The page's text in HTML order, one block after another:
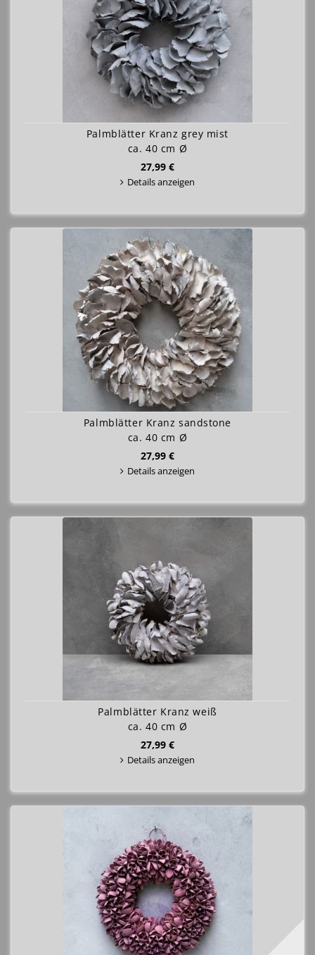
Palmblätter Kranz grey mist
ca. 40 cm Ø
27,99 €
Details anzeigen
Palmblätter Kranz sandstone
ca. 40 cm Ø
27,99 €
Details anzeigen
Palmblätter Kranz weiß
ca. 40 cm Ø
27,99 €
Details anzeigen